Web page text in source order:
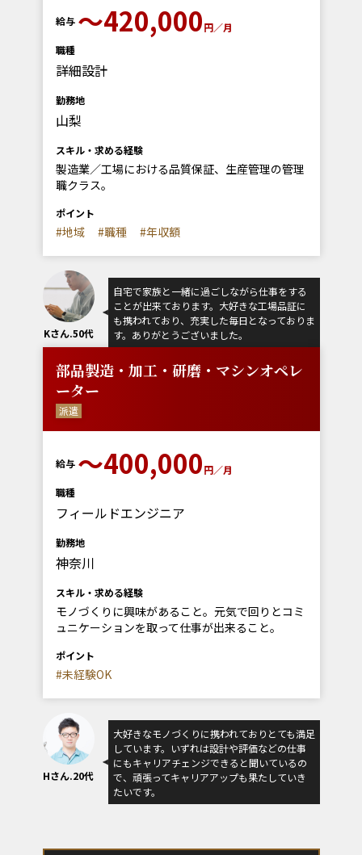
給与 〜420,000円／月
職種
詳細設計
勤務地
山梨
スキル・求める経験
製造業／工場における品質保証、生産管理の管理
職クラス。
ポイント
#地域 #職種 #年収額
Kさん.50代
自宅で家族と一緒に過ごしながら仕事をする
ことが出来ております。大好きな工場品証に
も携われており、充実した毎日となっておりま
す。ありがとうございました。
部品製造・加工・研磨・マシンオペレ
ーター
派遣
給与 〜400,000円／月
職種
フィールドエンジニア
勤務地
神奈川
スキル・求める経験
モノづくりに興味があること。元気で回りとコミ
ュニケーションを取って仕事が出来ること。
ポイント
#未経験OK
Hさん.20代
大好きなモノづくりに携われておりとても満足
しています。いずれは設計や評価などの仕事
にもキャリアチェンジできると聞いているの
で、頑張ってキャリアアップも果たしていき
たいです。